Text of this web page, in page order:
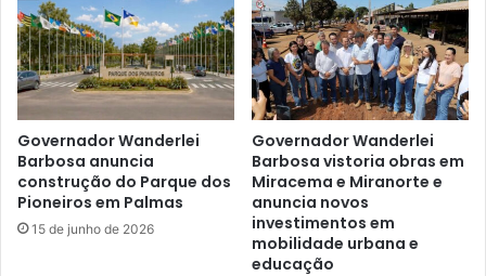
Governador Wanderlei
Barbosa anuncia
construção do Parque dos
Pioneiros em Palmas
15 de junho de 2026
Governador Wanderlei
Barbosa vistoria obras em
Miracema e Miranorte e
anuncia novos
investimentos em
mobilidade urbana e
educação